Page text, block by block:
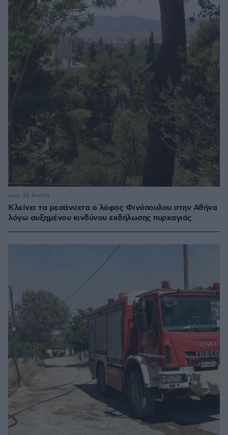
Κλείνει τα μεσάνυχτα ο λόφος Φινόπουλου στην Αθήνα
λόγω αυξημένου κινδύνου εκδήλωσης πυρκαγιάς
πριν 36 λεπτά